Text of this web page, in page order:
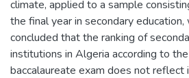
climate, applied to a sample
the final year in secondary
concluded that the ranking of
institutions in Algeria according to
baccalaureate exam does not reflect